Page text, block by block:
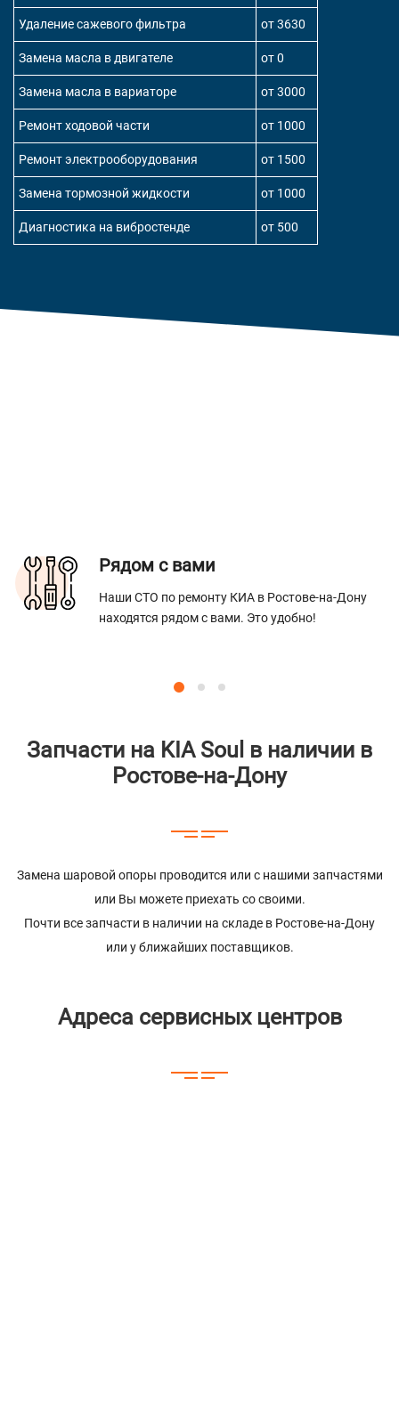
Удаление сажевого фильтра от 3630
Замена масла в двигателе от 0
Замена масла в вариаторе от 3000
Ремонт ходовой части от 1000
Ремонт электрооборудования от 1500
Замена тормозной жидкости от 1000
Диагностика на вибростенде от 500
Рядом с вами
Наши СТО по ремонту КИА в Ростове-на-Дону
находятся рядом с вами. Это удобно!
Запчасти на KIA Soul в наличии в
Ростове-на-Дону
Замена шаровой опоры проводится или с нашими запчастями
или Вы можете приехать со своими.
Почти все запчасти в наличии на складе в Ростове-на-Дону
или у ближайших поставщиков.
Адреса сервисных центров